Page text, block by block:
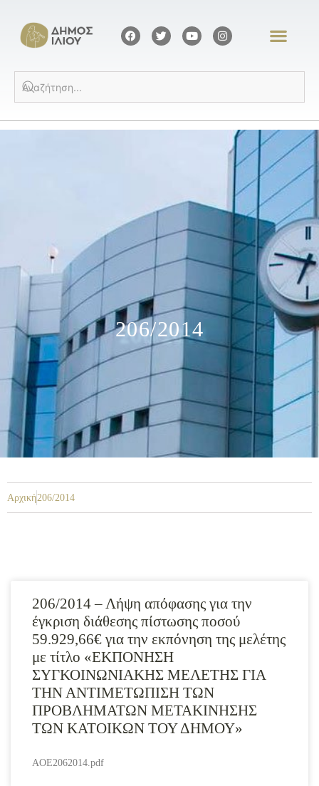
206/2014
Αρχική206/2014
206/2014 – Λήψη απόφασης για την
έγκριση διάθεσης πίστωσης ποσού
59.929,66€ για την εκπόνηση της μελέτης
με τίτλο «ΕΚΠΟΝΗΣΗ
ΣΥΓΚΟΙΝΩΝΙΑΚΗΣ ΜΕΛΕΤΗΣ ΓΙΑ
ΤΗΝ ΑΝΤΙΜΕΤΩΠΙΣΗ ΤΩΝ
ΠΡΟΒΛΗΜΑΤΩΝ ΜΕΤΑΚΙΝΗΣΗΣ
ΤΩΝ ΚΑΤΟΙΚΩΝ ΤΟΥ ΔΗΜΟΥ»
AOE2062014.pdf